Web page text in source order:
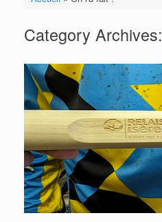
Category Archives: